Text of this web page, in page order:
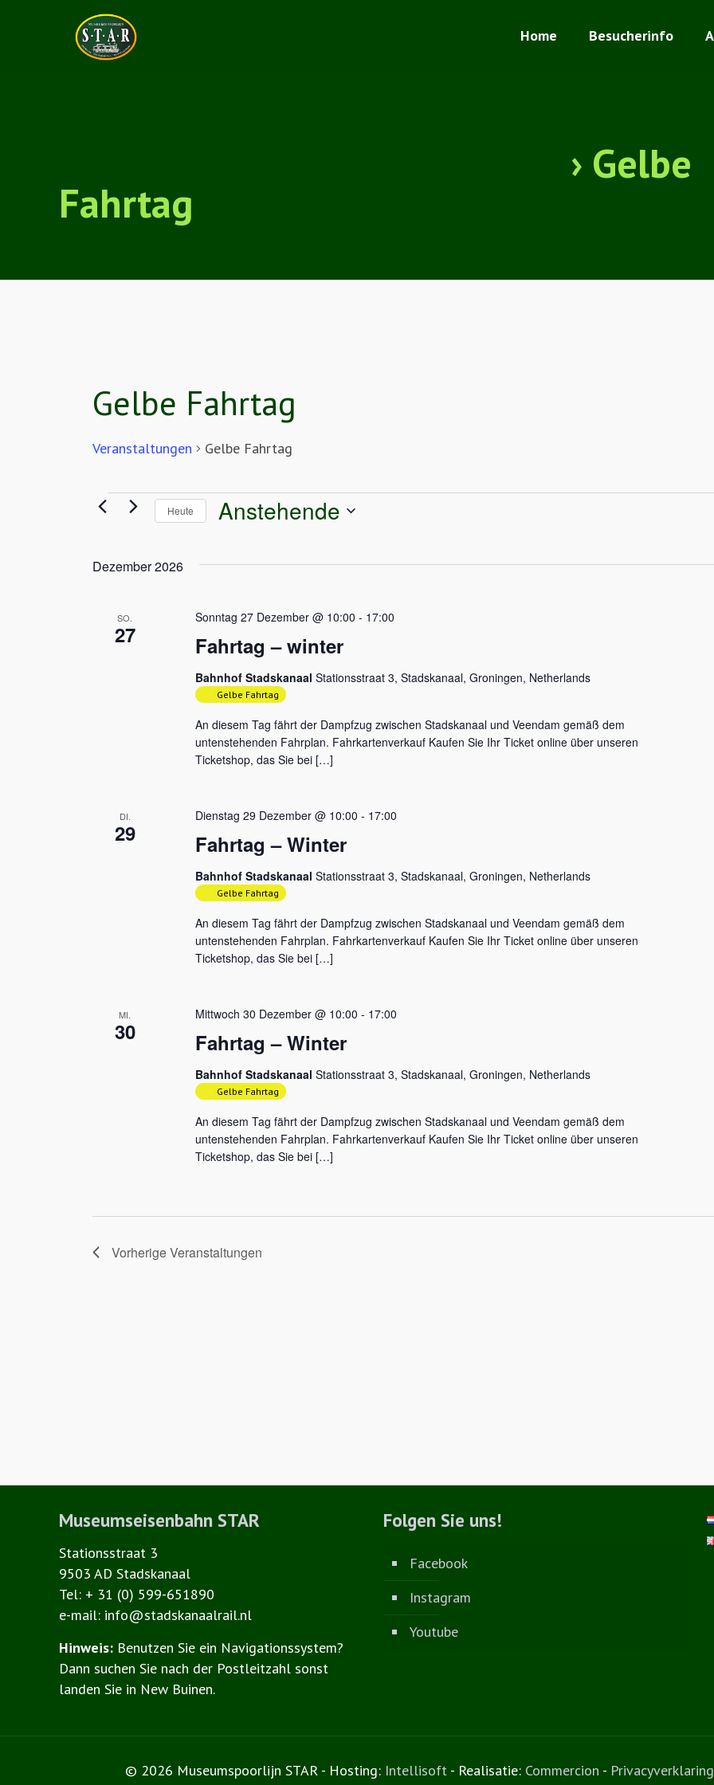
Home Besucherinfo
› Gelbe
Fahrtag
Gelbe Fahrtag
Veranstaltungen Gelbe Fahrtag
Veranstaltungen
Heute Anstehende
Dezember 2026
SO.
27 Fahrtag – winter
Sonntag 27 Dezember @ 10:00 - 17:00
Bahnhof StadskanaalStationsstraat 3, Stadskanaal, Groningen, Netherlands
Gelbe Fahrtag
An diesem Tag fährt der Dampfzug zwischen Stadskanaal und Veendam gemäß dem
untenstehenden Fahrplan. Fahrkartenverkauf Kaufen Sie Ihr Ticket online über unseren
Ticketshop, das Sie bei […]
DI.
29 Fahrtag – Winter
Dienstag 29 Dezember @ 10:00 - 17:00
Bahnhof StadskanaalStationsstraat 3, Stadskanaal, Groningen, Netherlands
Gelbe Fahrtag
An diesem Tag fährt der Dampfzug zwischen Stadskanaal und Veendam gemäß dem
untenstehenden Fahrplan. Fahrkartenverkauf Kaufen Sie Ihr Ticket online über unseren
Ticketshop, das Sie bei […]
MI.
30 Fahrtag – Winter
Mittwoch 30 Dezember @ 10:00 - 17:00
Bahnhof StadskanaalStationsstraat 3, Stadskanaal, Groningen, Netherlands
Gelbe Fahrtag
An diesem Tag fährt der Dampfzug zwischen Stadskanaal und Veendam gemäß dem
untenstehenden Fahrplan. Fahrkartenverkauf Kaufen Sie Ihr Ticket online über unseren
Ticketshop, das Sie bei […]
VorherigeVeranstaltungen
Museumseisenbahn STAR
Stationsstraat 3
9503 AD Stadskanaal
Tel: + 31 (0) 599-651890
e-mail: info@stadskanaalrail.nl
Hinweis: Benutzen Sie ein Navigationssystem?
Dann suchen Sie nach der Postleitzahl sonst
landen Sie in New Buinen.
Folgen Sie uns!
Facebook
Instagram
Youtube
© 2026 Museumspoorlijn STAR - Hosting: Intellisoft- Realisatie: Commercion - Privacyverklaring